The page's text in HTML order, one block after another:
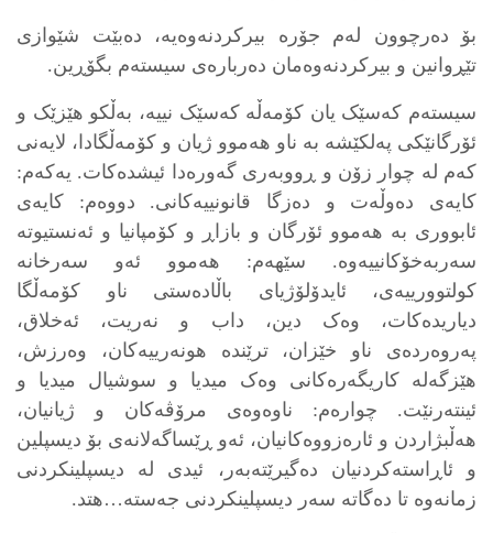
بۆ دەرچوون لەم جۆرە بیرکردنەوەیە، دەبێت شێوازی
تێڕوانین و بیرکردنەوەمان دەربارەی سیستەم بگۆڕین.
سیستەم کەسێک یان کۆمەڵە کەسێک نییە، بەڵکو هێزێک و
ئۆرگانێکی پەلکێشە بە ناو هەموو ژیان و کۆمەڵگادا، لایەنی
کەم لە چوار زۆن و ڕووبەری گەورەدا ئیشدەکات. یەکەم:
کایەی دەوڵەت و دەزگا قانونییەکانی. دووەم: کایەی
ئابووری بە هەموو ئۆرگان و بازاڕ و کۆمپانیا و ئەنستیوتە
سەربەخۆکانییەوە. سێهەم: هەموو ئەو سەرخانە
کولتوورییەی، ئایدۆلۆژیای باڵادەستی ناو کۆمەڵگا
دیاریدەکات، وەک دین، داب و نەریت، ئەخلاق،
پەروەردەی ناو خێزان، ترێندە هونەرییەکان، وەرزش،
هێزگەلە کاریگەرەکانی وەک میدیا و سوشیال میدیا و
ئینتەرنێت. چوارەم: ناوەوەی مرۆڤەکان و ژیانیان،
هەڵبژاردن و ئارەزووەکانیان، ئەو ڕێساگەلانەی بۆ دیسپلین
و ئاڕاستەکردنیان دەگیرێتەبەر، ئیدی لە دیسپلینکردنی
زمانەوە تا دەگاتە سەر دیسپلینکردنی جەستە…هتد.